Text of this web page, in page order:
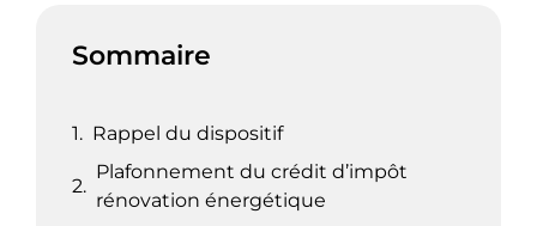
Sommaire
Rappel du dispositif
Plafonnement du crédit d’impôt
rénovation énergétique